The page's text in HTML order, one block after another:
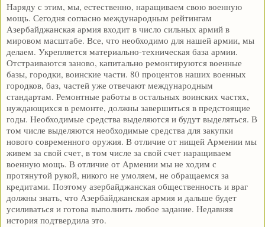
Наряду с этим, мы, естественно, наращиваем свою военную
мощь. Сегодня согласно международным рейтингам
Азербайджанская армия входит в число сильных армий в
мировом масштабе. Все, что необходимо для нашей армии, мы
делаем. Укрепляется материально-техническая база армии.
Отстраиваются заново, капитально ремонтируются военные
базы, городки, воинские части. 80 процентов наших военных
городков, баз, частей уже отвечают международным
стандартам. Ремонтные работы в остальных воинских частях,
нуждающихся в ремонте, должны завершиться в предстоящие
годы. Необходимые средства выделяются и будут выделяться. В
том числе выделяются необходимые средства для закупки
нового современного оружия. В отличие от нищей Армении мы
живем за свой счет, в том числе за свой счет наращиваем
военную мощь. В отличие от Армении мы не ходим с
протянутой рукой, никого не умоляем, не обращаемся за
кредитами. Поэтому азербайджанская общественность и враг
должны знать, что Азербайджанская армия и дальше будет
усиливаться и готова выполнить любое задание. Недавняя
история подтвердила это.